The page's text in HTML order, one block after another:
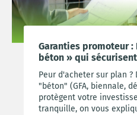
Garanties promoteur
béton » qui
Peur d'acheter sur plan ?
"béton" (GFA, biennale,
protègent votre
tranquille, on vous